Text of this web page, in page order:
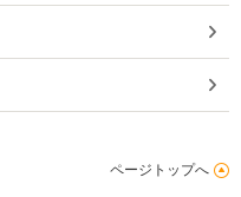
ページトップへ